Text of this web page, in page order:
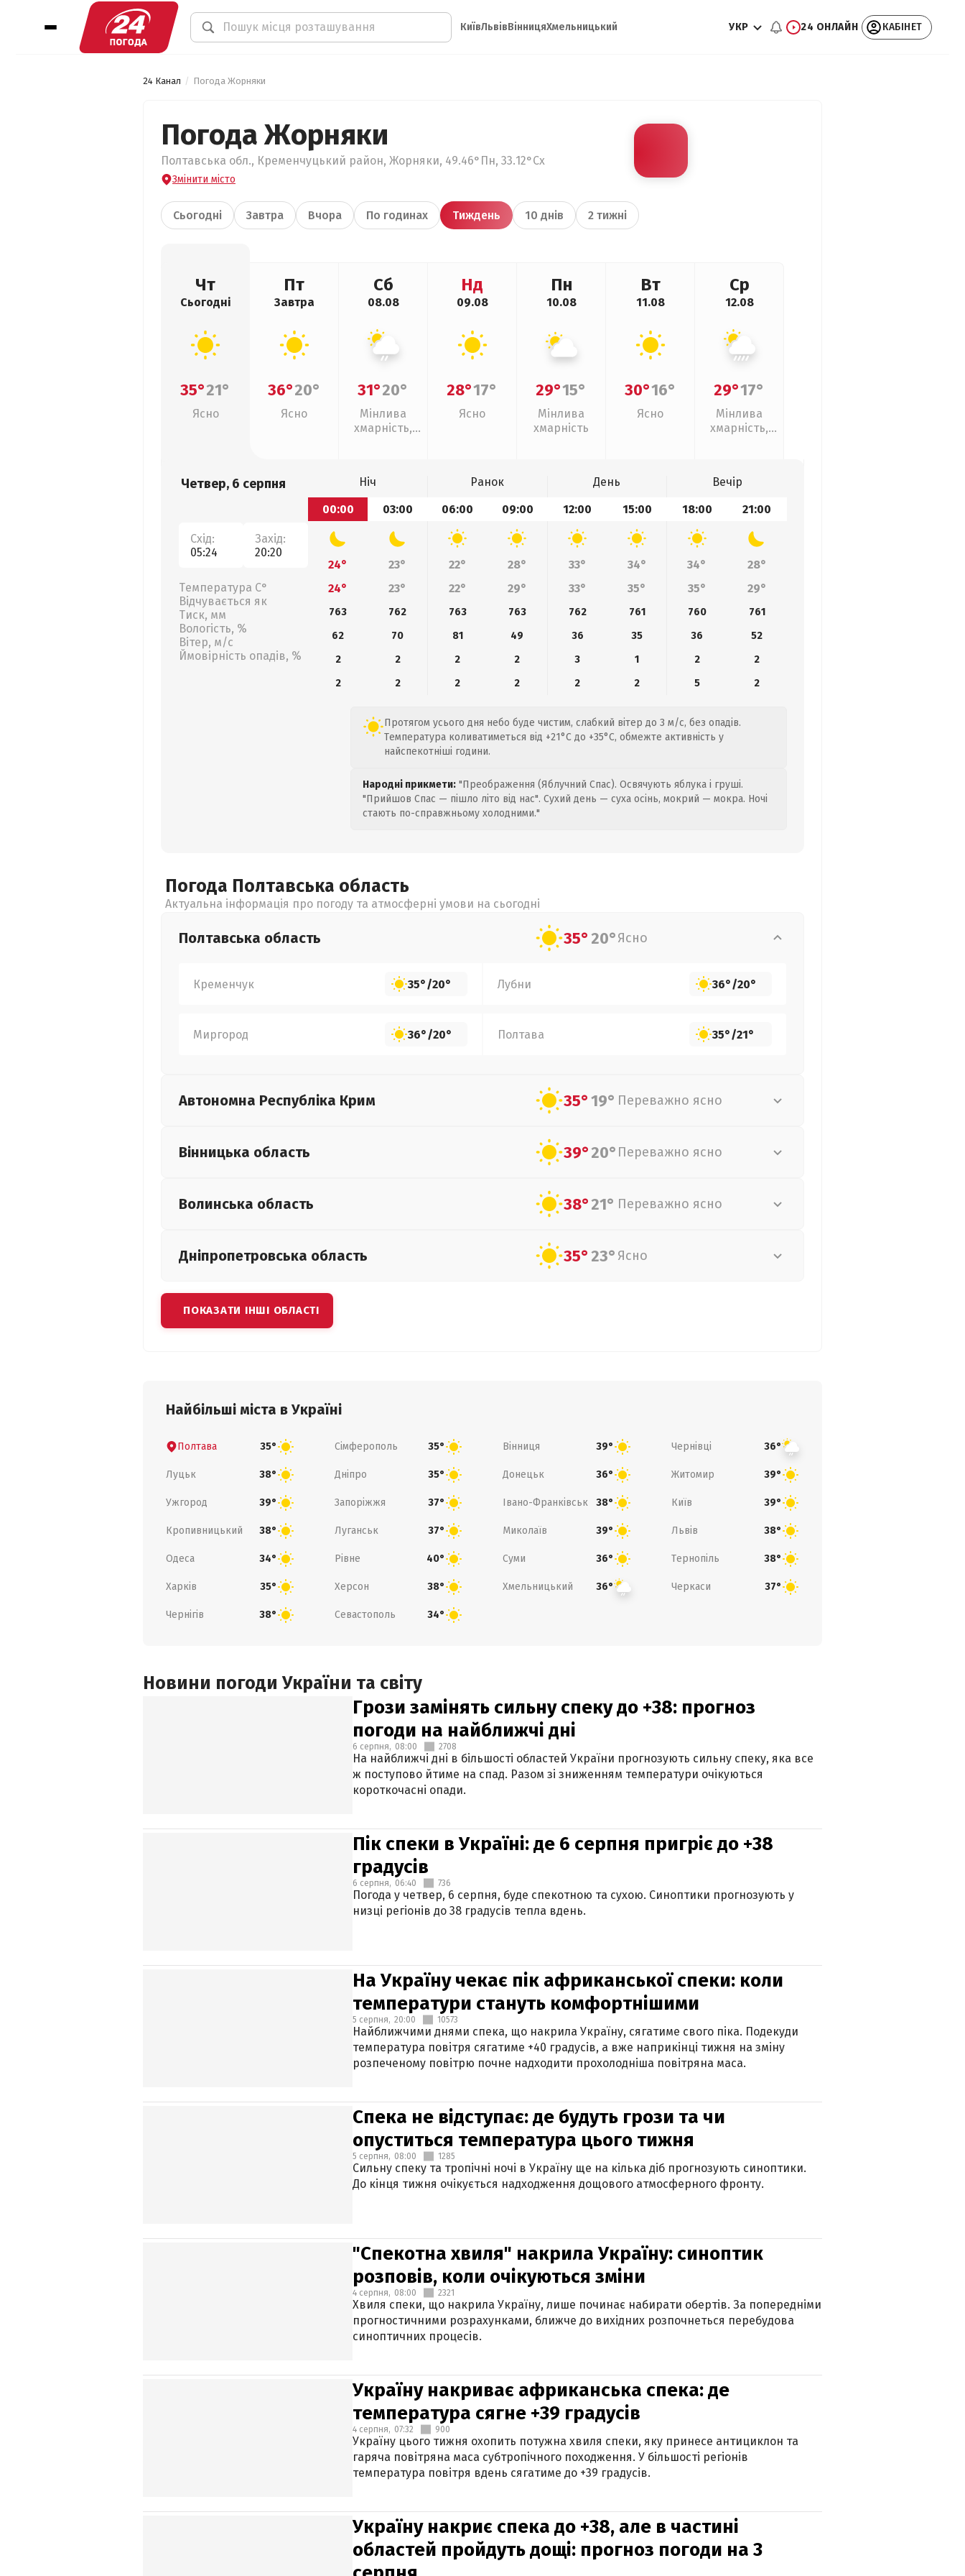
КиївЛьвівВінницяХмельницький УКР 24 ОНЛАЙН КАБІНЕТ
24 Канал Погода Жорняки
Погода Жорняки
Полтавська обл., Кременчуцький район, Жорняки, 49.46°Пн, 33.12°Сх
Змінити місто
Сьогодні Завтра Вчора По годинах Тиждень 10 днів 2 тижні
Чт
Сьогодні
35°21°
Ясно
Пт
Завтра
36°20°
Ясно
Сб
08.08
31°20°
Мінлива
хмарність,
Нд
09.08
28°17°
Ясно
Пн
10.08
29°15°
Мінлива
хмарність
Вт
11.08
30°16°
Ясно
Ср
12.08
29°17°
Мінлива
хмарність,
Четвер, 6 серпня
Схід:
05:24
Захід:
20:20
Температура С°
Відчувається як
Тиск, мм
Вологість, %
Вітер, м/с
Ймовірність опадів, %
Ніч Ранок День
Вечір
00:00
03:00 06:00 09:00 12:00 15:00 18:00 21:00
24° 23° 22° 28° 33° 34° 34°
28°
24°
23° 22° 29° 33° 35° 35° 29°
763 762 763 763 762 761 760
761
62
70 81 49 36 35 36
52
2
2 2 2 3 1 2
2
2
2 2 2 2 2 5 2
Протягом усього дня небо буде чистим, слабкий вітер до 3 м/с, без опадів.
Температура коливатиметься від +21°C до +35°C, обмежте активність у
найспекотніші години.
Народні прикмети: "Преображення (Яблучний Спас). Освячують яблука і груші.
"Прийшов Спас — пішло літо від нас". Сухий день — суха осінь, мокрий — мокра. Ночі
стають по-справжньому холодними."
Погода Полтавська область
Актуальна інформація про погоду та атмосферні умови на сьогодні
Полтавська область 35°20°Ясно
Кременчук 35°/20° Лубни 36°/20°
Миргород 36°/20° Полтава 35°/21°
Автономна Республіка Крим 35°19° Переважно ясно
Вінницька область 39°20° Переважно ясно
Волинська область 38°21° Переважно ясно
Дніпропетровська область 35°23° Ясно
ПОКАЗАТИ ІНШІ ОБЛАСТІ
Найбільші міста в Україні
Полтава 35° Сімферополь 35° Вінниця 39° Чернівці 36°
Луцьк 38° Дніпро 35° Донецьк 36° Житомир 39°
Ужгород 39° Запоріжжя 37° Івано-Франківськ 38° Київ 39°
Кропивницький 38° Луганськ 37° Миколаїв 39° Львів 38°
Одеса 34° Рівне 40° Суми 36° Тернопіль 38°
Харків 35° Херсон 38° Хмельницький 36° Черкаси 37°
Чернігів 38° Севастополь 34°
Новини погоди України та світу
Грози замінять сильну спеку до +38: прогноз
погоди на найближчі дні
6 серпня, 08:00 2708
На найближчі дні в більшості областей України прогнозують сильну спеку, яка все
ж поступово йтиме на спад. Разом зі зниженням температури очікуються
короткочасні опади.
Пік спеки в Україні: де 6 серпня пригріє до +38
градусів
6 серпня, 06:40 736
Погода у четвер, 6 серпня, буде спекотною та сухою. Синоптики прогнозують у
низці регіонів до 38 градусів тепла вдень.
На Україну чекає пік африканської спеки: коли
температури стануть комфортнішими
5 серпня, 20:00 10573
Найближчими днями спека, що накрила Україну, сягатиме свого піка. Подекуди
температура повітря сягатиме +40 градусів, а вже наприкінці тижня на зміну
розпеченому повітрю почне надходити прохолодніша повітряна маса.
Спека не відступає: де будуть грози та чи
опуститься температура цього тижня
5 серпня, 08:00 1285
Сильну спеку та тропічні ночі в Україну ще на кілька діб прогнозують синоптики.
До кінця тижня очікується надходження дощового атмосферного фронту.
"Спекотна хвиля" накрила Україну: синоптик
розповів, коли очікуються зміни
4 серпня, 08:00 2321
Хвиля спеки, що накрила Україну, лише починає набирати обертів. За попередніми
прогностичними розрахунками, ближче до вихідних розпочнеться перебудова
синоптичних процесів.
Україну накриває африканська спека: де
температура сягне +39 градусів
4 серпня, 07:32 900
Україну цього тижня охопить потужна хвиля спеки, яку принесе антициклон та
гаряча повітряна маса субтропічного походження. У більшості регіонів
температура повітря вдень сягатиме до +39 градусів.
Україну накриє спека до +38, але в частині
областей пройдуть дощі: прогноз погоди на 3